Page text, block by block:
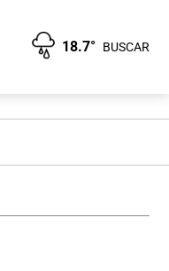
18.7° BUSCAR